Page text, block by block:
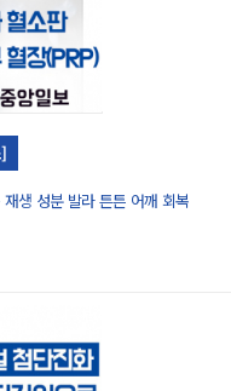
생 성분 발라 튼튼 어깨 회복